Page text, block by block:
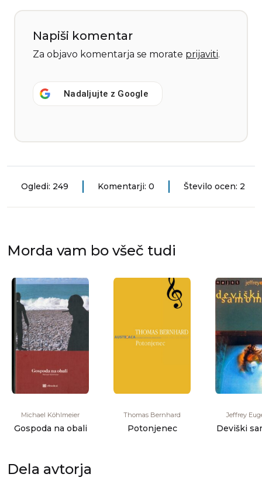
Napiši komentar
Za objavo komentarja se morate prijaviti.
Nadaljujte z Google
Ogledi: 249 Komentarji: 0 Število ocen: 2
Morda vam bo všeč tudi
Michael Köhlmeier
Gospoda na obali
Thomas Bernhard
Potonjenec
Jeffrey
Deviški
Dela avtorja